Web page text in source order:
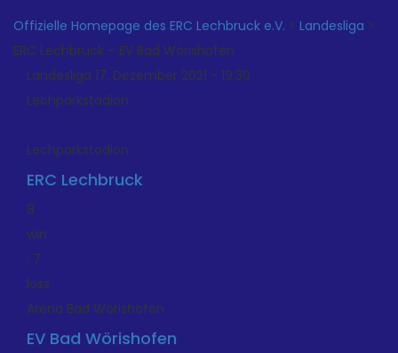
Offizielle Homepage des ERC Lechbruck e.V. > Landesliga >
ERC Lechbruck – EV Bad Wörishofen
Landesliga 17. Dezember 2021 - 19:30
Lechparkstadion
Lechparkstadion
ERC Lechbruck
8
win
: 7
loss
Arena Bad Wörishofen
EV Bad Wörishofen